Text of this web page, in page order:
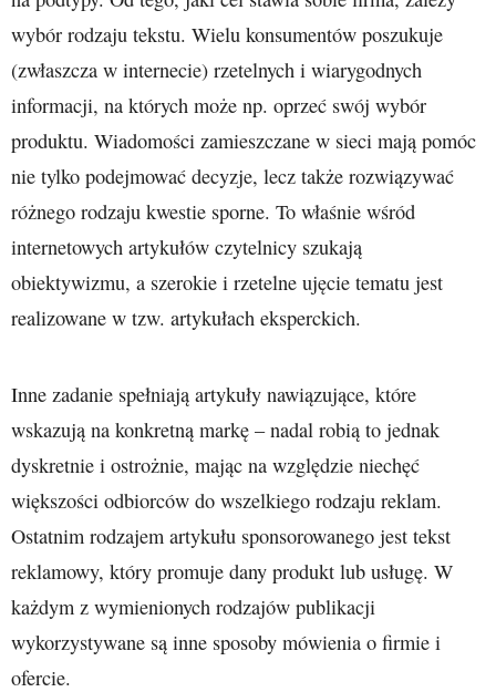
wybór rodzaju tekstu. Wielu konsumentów poszukuje
(zwłaszcza w internecie) rzetelnych i wiarygodnych
informacji, na których może np. oprzeć swój wybór
produktu. Wiadomości zamieszczane w sieci mają pomóc
nie tylko podejmować decyzje, lecz także rozwiązywać
różnego rodzaju kwestie sporne. To właśnie wśród
internetowych artykułów czytelnicy szukają
obiektywizmu, a szerokie i rzetelne ujęcie tematu jest
realizowane w tzw. artykułach eksperckich.
Inne zadanie spełniają artykuły nawiązujące, które
wskazują na konkretną markę – nadal robią to jednak
dyskretnie i ostrożnie, mając na względzie niechęć
większości odbiorców do wszelkiego rodzaju reklam.
Ostatnim rodzajem artykułu sponsorowanego jest tekst
reklamowy, który promuje dany produkt lub usługę. W
każdym z wymienionych rodzajów publikacji
wykorzystywane są inne sposoby mówienia o firmie i
ofercie.